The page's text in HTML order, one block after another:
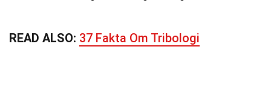
READ ALSO: 37 Fakta Om Tribologi